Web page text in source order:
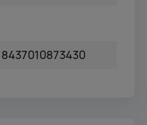
8437010873430